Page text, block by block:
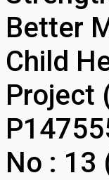
Better
Child
Project
No : 13